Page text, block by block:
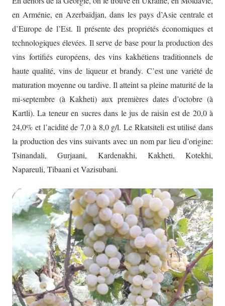
en Arménie, en Azerbaïdjan, dans les pays d’Asie centrale et
d’Europe de l’Est. Il présente des propriétés économiques et
technologiques élevées. Il serve de base pour la production des
vins fortifiés européens, des vins kakhétiens traditionnels de
haute qualité, vins de liqueur et brandy. C’est une variété de
maturation moyenne ou tardive. Il atteint sa pleine maturité de la
mi-septembre (à Kakheti) aux premières dates d’octobre (à
Kartli). La teneur en sucres dans le jus de raisin est de 20,0 à
24,0% et l’acidité de 7,0 à 8,0 g/l. Le Rkatsiteli est utilisé dans
la production des vins suivants avec un nom par lieu d’origine:
Tsinandali, Gurjaani, Kardenakhi, Kakheti, Kotekhi,
Napareuli, Tibaani et Vazisubani.